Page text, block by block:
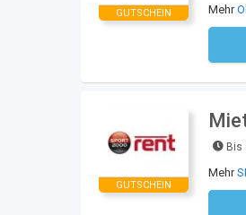
GUTSCHEIN Mehr
GUTSCHEIN
Bis
Mehr